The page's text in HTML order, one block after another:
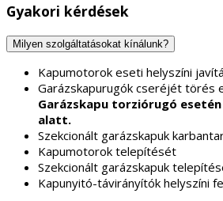
Gyakori kérdések
Milyen szolgáltatásokat kínálunk?
Kapumotorok eseti helyszíni
Garázskapurugók cseréjét törés
Garázskapu torziórugó
alatt.
Szekcionált garázskapuk
Kapumotorok telepítését
Szekcionált garázskapuk
Kapunyitó-távirányítók helyszíni